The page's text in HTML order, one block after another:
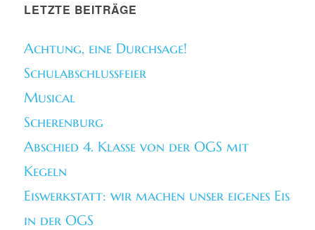
LETZTE BEITRÄGE
Achtung, eine Durchsage!
Schulabschlussfeier
Musical
Scherenburg
Abschied 4. Klasse von der OGS mit
Kegeln
Eiswerkstatt: wir machen unser eigenes Eis
in der OGS